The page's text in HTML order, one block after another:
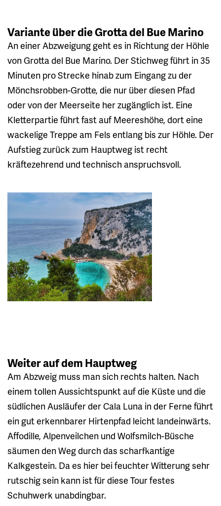
Variante über die Grotta del Bue Marino
An einer Abzweigung geht es in Richtung der Höhle
von Grotta del Bue Marino. Der Stichweg führt in 35
Minuten pro Strecke hinab zum Eingang zu der
Mönchsrobben-Grotte, die nur über diesen Pfad
oder von der Meerseite her zugänglich ist. Eine
Kletterpartie führt fast auf Meereshöhe, dort eine
wackelige Treppe am Fels entlang bis zur Höhle. Der
Aufstieg zurück zum Hauptweg ist recht
kräftezehrend und technisch anspruchsvoll.
Weiter auf dem Hauptweg
Am Abzweig muss man sich rechts halten. Nach
einem tollen Aussichtspunkt auf die Küste und die
südlichen Ausläufer der Cala Luna in der Ferne führt
ein gut erkennbarer Hirtenpfad leicht landeinwärts.
Affodille, Alpenveilchen und Wolfsmilch-Büsche
säumen den Weg durch das scharfkantige
Kalkgestein. Da es hier bei feuchter Witterung sehr
rutschig sein kann ist für diese Tour festes
Schuhwerk unabdingbar.